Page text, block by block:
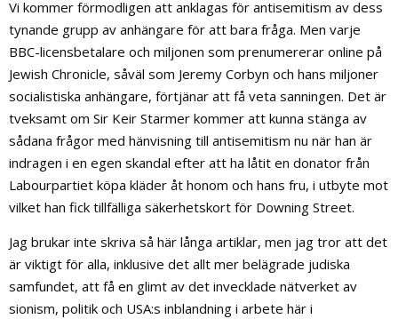
Vi kommer förmodligen att anklagas för antisemitism av dess
tynande grupp av anhängare för att bara fråga. Men varje
BBC-licensbetalare och miljonen som prenumererar online på
Jewish Chronicle, såväl som Jeremy Corbyn och hans miljoner
socialistiska anhängare, förtjänar att få veta sanningen. Det är
tveksamt om Sir Keir Starmer kommer att kunna stänga av
sådana frågor med hänvisning till antisemitism nu när han är
indragen i en egen skandal efter att ha låtit en donator från
Labourpartiet köpa kläder åt honom och hans fru, i utbyte mot
vilket han fick tillfälliga säkerhetskort för Downing Street.
Jag brukar inte skriva så här långa artiklar, men jag tror att det
är viktigt för alla, inklusive det allt mer belägrade judiska
samfundet, att få en glimt av det invecklade nätverket av
sionism, politik och USA:s inblandning i arbete här i